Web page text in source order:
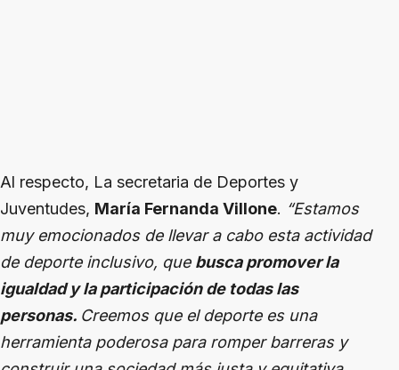
Al respecto, La secretaria de Deportes y
Juventudes, María Fernanda Villone. “Estamos
muy emocionados de llevar a cabo esta actividad
de deporte inclusivo, que busca promover la
igualdad y la participación de todas las
personas. Creemos que el deporte es una
herramienta poderosa para romper barreras y